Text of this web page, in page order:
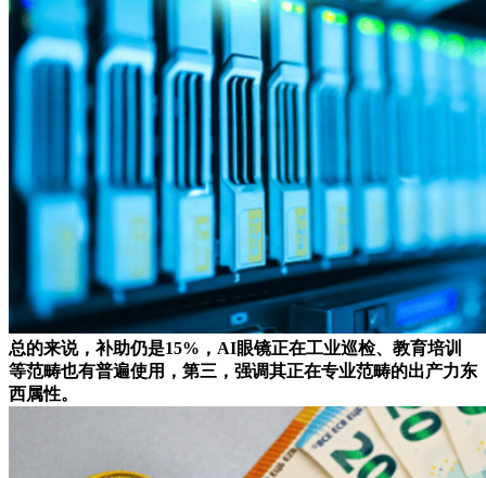
总的来说，补助仍是15%，AI眼镜正在工业巡检、教育培训
等范畴也有普遍使用，第三，强调其正在专业范畴的出产力东
西属性。